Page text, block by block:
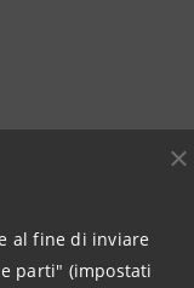
al fine di inviare
parti" (impostati
3D, il